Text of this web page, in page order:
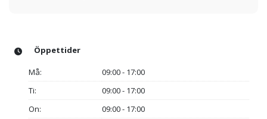
Öppettider
Må:
09:00 - 17:00
Ti:
09:00 - 17:00
On:
09:00 - 17:00